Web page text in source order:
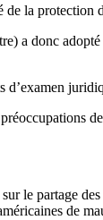
la protection
a donc
le partage
de